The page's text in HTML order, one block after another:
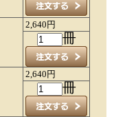
2,640円
冊
2,640円
冊